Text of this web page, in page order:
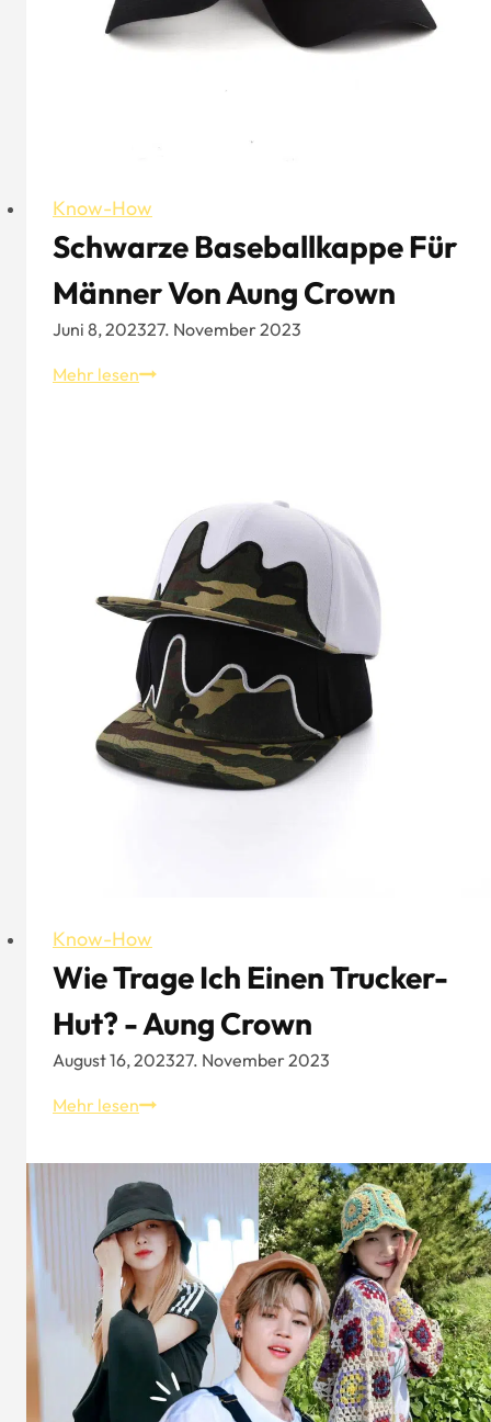
Know-How
Schwarze Baseballkappe Für
Männer Von Aung Crown
Juni 8, 202327. November 2023
Mehr lesenSchwarze
Crown
Know-How
Wie Trage Ich Einen Trucker-
Hut? - Aung Crown
August 16, 202327. November 2023
Mehr lesenWie
ich
einen
Trucker-
Hut?
-
Aung
Crown